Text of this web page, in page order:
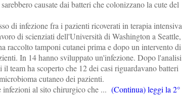
causate dai batteri che colonizzano la cute del
di infezione fra i pazienti ricoverati in terapia intensiva
di scienziati dell'Università di Washington a Seattle,
raccolto tamponi cutanei prima e dopo un intervento di
In 14 hanno sviluppato un'infezione. Dopo l'analisi
team ha scoperto che 12 dei casi riguardavano batteri
cutaneo dei pazienti.
infezioni al sito chirurgico che ... (Continua) leggi la 2°